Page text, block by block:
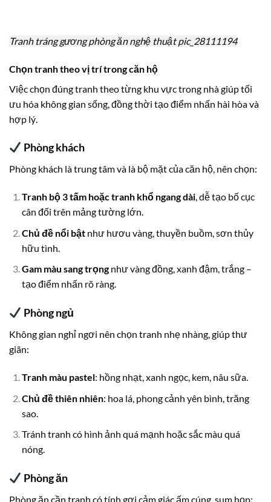
Tranh tráng gương phòng ăn nghệ thuật pic_28111194
Chọn tranh theo vị trí trong căn hộ
Việc chọn đúng tranh theo từng khu vực trong nhà giúp tối
ưu hóa không gian sống, đồng thời tạo điểm nhấn hài hòa và
hợp lý.
Phòng khách
Phòng khách là trung tâm và là bộ mặt của căn hộ, nên chọn:
Tranh bộ 3 tấm hoặc tranh khổ ngang dài, dễ tạo bố cục
cân đối trên mảng tường lớn.
Chủ đề nổi bậtnhư hươu vàng, thuyền buồm, sơn thủy
hữu tình.
Gam màu sang trọngnhư vàng đồng, xanh đậm, trắng –
tạo điểm nhấn rõ ràng.
Phòng ngủ
Không gian nghỉ ngơi nên chọn tranh nhẹ nhàng, giúp thư
giãn:
Tranh màu pastel: hồng nhạt, xanh ngọc, kem, nâu sữa.
Chủ đề thiên nhiên: hoa lá, phong cảnh yên bình, trăng
sao.
Tránh tranh có hình ảnh quá mạnh hoặc sắc màu quá
nóng.
Phòng ăn
Phòng ăn cần tranh có tính gợi cảm giác ấm cúng, sum họp: